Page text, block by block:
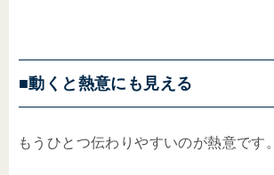
■動くと熱意にも見える
もうひとつ伝わりやすいのが熱意です。